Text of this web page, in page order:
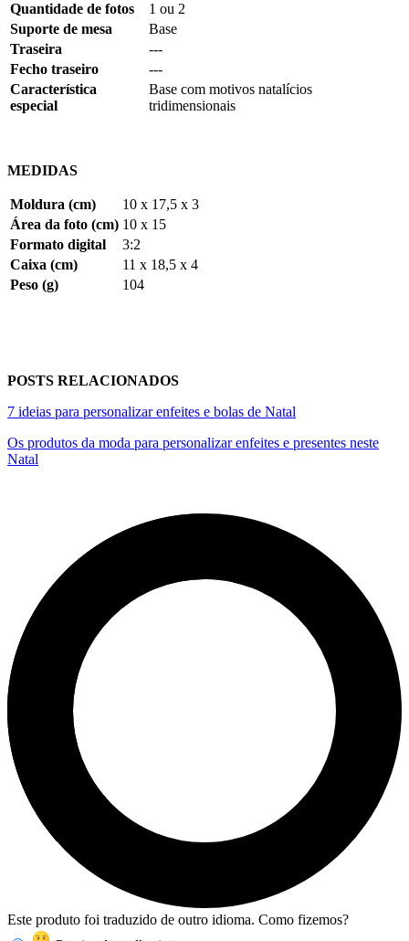
Quantidade de fotos
1 ou 2
Suporte de mesa
Base
Traseira
---
Fecho traseiro
---
Característica
especial
Base com motivos natalícios
tridimensionais
MEDIDAS
Moldura (cm)
10 x 17,5 x 3
Área da foto (cm) 10 x 15
Formato digital
3:2
Caixa (cm)
11 x 18,5 x 4
Peso (g)
104
POSTS RELACIONADOS
7 ideias para personalizar enfeites e bolas de Natal
Os produtos da moda para personalizar enfeites e presentes neste
Natal
Este produto foi traduzido de outro idioma. Como fizemos?